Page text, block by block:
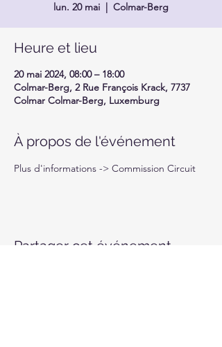
lun. 20 mai
  |
Colmar-Berg
Heure et lieu
20 mai 2024, 08:00 – 18:00
Colmar-Berg, 2 Rue François Krack, 7737
Colmar Colmar-Berg, Luxemburg
À propos de l'événement
Plus d'informations -> Commission Circuit
Partager cet événement